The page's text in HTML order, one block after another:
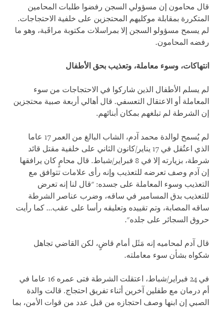
قال محامون إن مسؤولي السجن رفضوا طلبات المحامين
المتكررة بمقابلة موكليهم المحتجزين على خلفية الاحتجاجات.
لم يسمح مسؤولو السجن إلا بمراسلات مكتوبة مراقَبة، وهو ما
رفضه المحامون.
انتهاكات، وسوء معاملة، وتعذيب بحق الأطفال
لم يسلم الأطفال الذين شاركوا في الاحتجاجات من سوء
المعاملة أو الاعتقال التعسفي. قال أهالي أربعة صبية محتجزين
إن الشرطة لم تبلغهم بمكان أبنائهم.
لم يُسمح لوالدة محمد آدم، الشاب البالغ من العمر 17 عاما
الذي اعتُقل في 17 يناير/كانون الثاني على خلفية مقتل قائد
شرطة، بزيارته إلا في 8 فبراير/شباط. قال محامٍ كان يرافقها
إن آدم وصف تعرضه للتعذيب وإنه رأى علامات تتوافق مع
التعذيب وسوء المعاملة على جسده: "قال لنا إنه تعرض
للتعذيب بدق المسامير في ساقه، وضرب عناصر الشرطة
ساقه المصابة، وتم تقييده وتعليقه رأسا على عقب... كما رأيت
حروق السجائر على جلده".
قال آدم لمحاميه إنه مَثَل أمام قاضٍ، لكن القاضي تجاهل
شكواه بشأن سوء معاملته.
في 24 فبراير/شباط، اعتقلت الشرطة فتى عمره 16 عاما في
أم درمان مع طفلين آخرين أثناء تفريق احتجاج. قالت والدة
الصبي إن ابنها وصف احتجازه من قبل عدد من قوات الأمن، بما